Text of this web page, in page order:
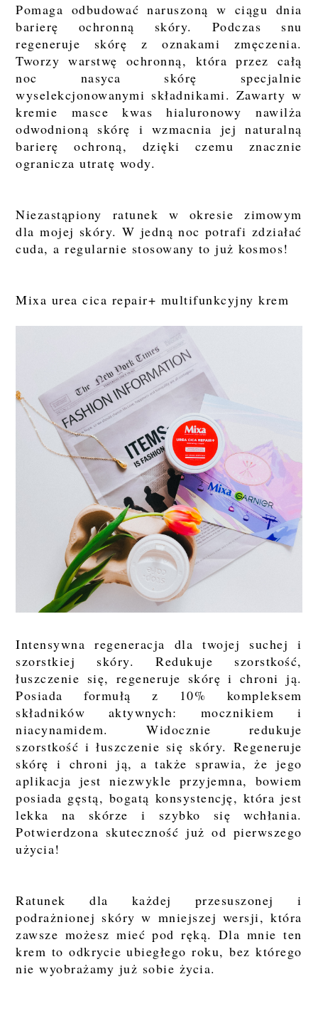
Pomaga odbudować naruszoną w ciągu dnia
barierę ochronną skóry. Podczas snu
regeneruje skórę z oznakami zmęczenia.
Tworzy warstwę ochronną, która przez całą
noc nasyca skórę specjalnie
wyselekcjonowanymi składnikami. Zawarty w
kremie masce kwas hialuronowy nawilża
odwodnioną skórę i wzmacnia jej naturalną
barierę ochroną, dzięki czemu znacznie
ogranicza utratę wody.
Niezastąpiony ratunek w okresie zimowym
dla mojej skóry. W jedną noc potrafi zdziałać
cuda, a regularnie stosowany to już kosmos!
Mixa urea cica repair+ multifunkcyjny krem
Intensywna regeneracja dla twojej suchej i
szorstkiej skóry. Redukuje szorstkość,
łuszczenie się, regeneruje skórę i chroni ją.
Posiada formułą z 10% kompleksem
składników aktywnych: mocznikiem i
niacynamidem. Widocznie redukuje
szorstkość i łuszczenie się skóry. Regeneruje
skórę i chroni ją, a także sprawia, że jego
aplikacja jest niezwykle przyjemna, bowiem
posiada gęstą, bogatą konsystencję, która jest
lekka na skórze i szybko się wchłania.
Potwierdzona skuteczność już od pierwszego
użycia!
Ratunek dla każdej przesuszonej i
podrażnionej skóry w mniejszej wersji, która
zawsze możesz mieć pod ręką. Dla mnie ten
krem to odkrycie ubiegłego roku, bez którego
nie wyobrażamy już sobie życia.